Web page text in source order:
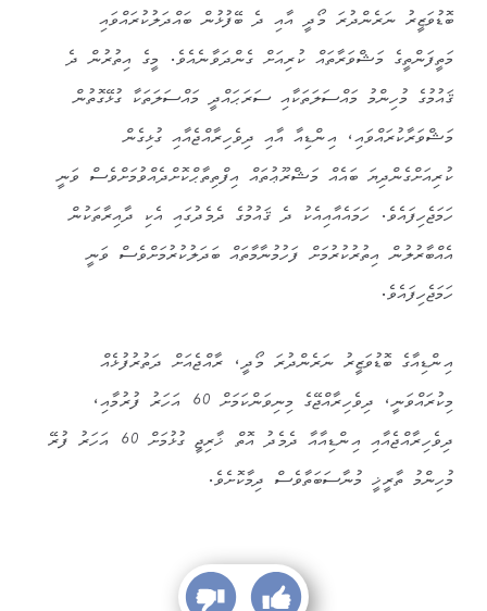
ބޮޑުވަޒީރު ނަރެންދުރަ މޯދީ އާއި ދެ ބޭފުޅުން ބައްދަލުކުރައްވައި
މަތީފަންތީގެ މަޝްވަރާތައް ކުރިއަށް ގެންދަވާނެއެވެ. މީގެ އިތުރުން ދެ
ޤައުމުގެ މުހިންމު މައްސަލަތަކާއި ސަރަޙައްދީ މައްސަލަތަކާ ގުޅޭގޮތުން
މަޝްވަރާކުރައްވައި، އިންޑިއާ އާއި ދިވެހިރާއްޖެއާއި ގުޅިގެން
ކުރިއަށްގެންދިޔަ ބައެއް މަޝްރޫޢުތައް އިފްތިތާޙްކޮށްދެއްވުމަށްވެސް ވަނީ
ހަމަޖެހިފައެވެ. ހަމައެއާއިއެކު ދެ ޤައުމުގެ ދެމެދުގައި އެކި ދާއިރާތަކުން
އެއްބާރުލުން އިތުރުކުރުމަށް ފަހުމުނާމާތައް ބަދަލުކުރުމަށްވެސް ވަނީ
ހަމަޖެހިފައެވެ.
އިންޑިއާގެ ބޮޑުވަޒީރު ނަރެންދުރަ މޯދީ، ރާއްޖެއަށް ދަތުރުފުޅެއް
މިކުރައްވަނީ، ދިވެހިރާއްޖޭގެ މިނިވަންކަމަށް 60 އަހަރު ފުރުމާއި،
ދިވެހިރާއްޖެއާއި އިންޑިއާއާ ދެމެދު އޮތް ޚާރިޖީ ގުޅުމަށް 60 އަހަރު ފުރޭ
މުހިންމު ތާރީޚީ މުނާސަބަތާވެސް ދިމާކޮށެވެ.